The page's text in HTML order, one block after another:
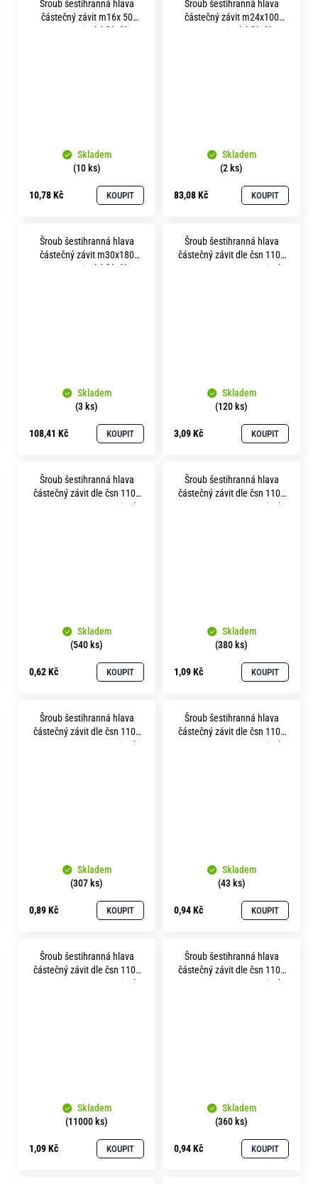
Šroub šestihranná hlava
částečný závit m16x 50
Skladem
(10 ks)
10,78 Kč KOUPIT
Šroub šestihranná hlava
částečný závit m24x100
Skladem
(2 ks)
83,08 Kč KOUPIT
Šroub šestihranná hlava
částečný závit m30x180
Skladem
(3 ks)
108,41 Kč KOUPIT
Šroub šestihranná hlava
částečný závit dle čsn 1101
Skladem
(120 ks)
3,09 Kč KOUPIT
Šroub šestihranná hlava
částečný závit dle čsn 1101
Skladem
(540 ks)
0,62 Kč KOUPIT
Šroub šestihranná hlava
částečný závit dle čsn 1101
Skladem
(380 ks)
1,09 Kč KOUPIT
Šroub šestihranná hlava
částečný závit dle čsn 1101
Skladem
(307 ks)
0,89 Kč KOUPIT
Šroub šestihranná hlava
částečný závit dle čsn 1101
Skladem
(43 ks)
0,94 Kč KOUPIT
Šroub šestihranná hlava
částečný závit dle čsn 1101
Skladem
(11000 ks)
1,09 Kč KOUPIT
Šroub šestihranná hlava
částečný závit dle čsn 1101
Skladem
(360 ks)
0,94 Kč KOUPIT